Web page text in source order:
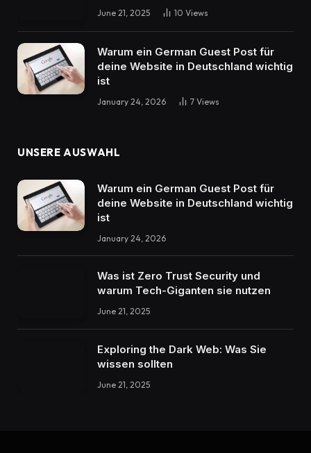
June 21, 2025 10 Views
Warum ein German Guest Post für
deine Website in Deutschland wichtig
ist
January 24, 2026 7 Views
UNSERE AUSWAHL
Warum ein German Guest Post für
deine Website in Deutschland wichtig
ist
January 24, 2026
Was ist Zero Trust Security und
warum Tech-Giganten sie nutzen
June 21, 2025
Exploring the Dark Web: Was Sie
wissen sollten
June 21, 2025